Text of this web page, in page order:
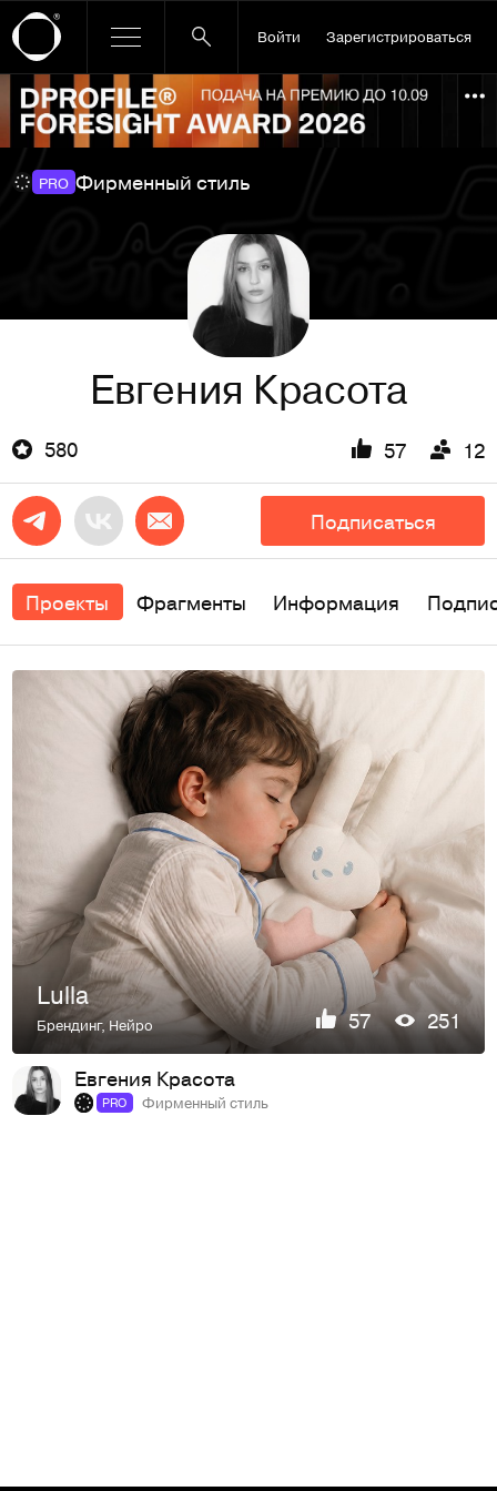
Войти Зарегистрироваться
Ссылка баннера
PRO Фирменный стиль
Евгения Красота
580 57 12
Подписаться
Проекты Фрагменты Информация
Lulla
Брендинг,Нейро 57 251
Евгения Красота
PRO Фирменный стиль